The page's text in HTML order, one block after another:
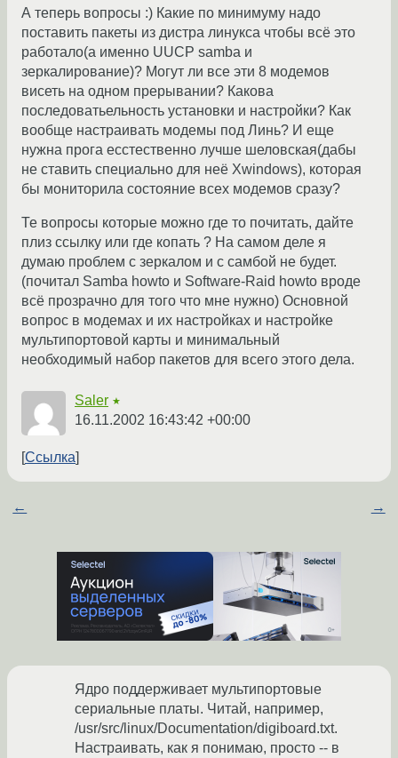
А теперь вопросы :) Какие по минимуму надо
поставить пакеты из дистра линукса чтобы всё это
работало(а именно UUCP samba и
зеркалирование)? Могут ли все эти 8 модемов
висеть на одном прерывании? Какова
последоватьельность установки и настройки? Как
вообще настраивать модемы под Линь? И еще
нужна прога есстественно лучше шеловская(дабы
не ставить специально для неё Xwindows), которая
бы мониторила состояние всех модемов сразу?
Те вопросы которые можно где то почитать, дайте
плиз ссылку или где копать ? На самом деле я
думаю проблем с зеркалом и с самбой не будет.
(почитал Samba howto и Software-Raid howto вроде
всё прозрачно для того что мне нужно) Основной
вопрос в модемах и их настройках и настройке
мультипортовой карты и минимальный
необходимый набор пакетов для всего этого дела.
Saler ★
16.11.2002 16:43:42 +00:00
Ссылка
← →
Ядро поддерживает мультипортовые
сериальные платы. Читай, например,
/usr/src/linux/Documentation/digiboard.txt.
Настраивать, как я понимаю, просто -- в